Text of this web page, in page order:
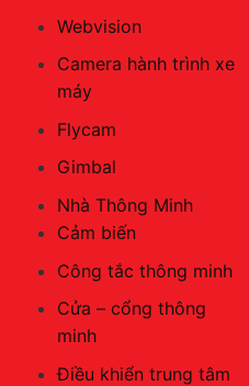
Webvision
Camera hành trình xe
máy
Flycam
Gimbal
Nhà Thông Minh
Cảm biến
Công tắc thông minh
Cửa – cổng thông
minh
Điều khiển trung tâm